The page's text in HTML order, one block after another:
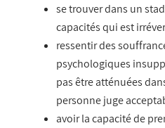
se trouver dans un
capacités qui est
ressentir des
psychologiques
pas être atténuées
personne juge
avoir la capacité de